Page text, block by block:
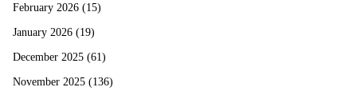
February 2026 (15)
January 2026 (19)
December 2025 (61)
November 2025 (136)